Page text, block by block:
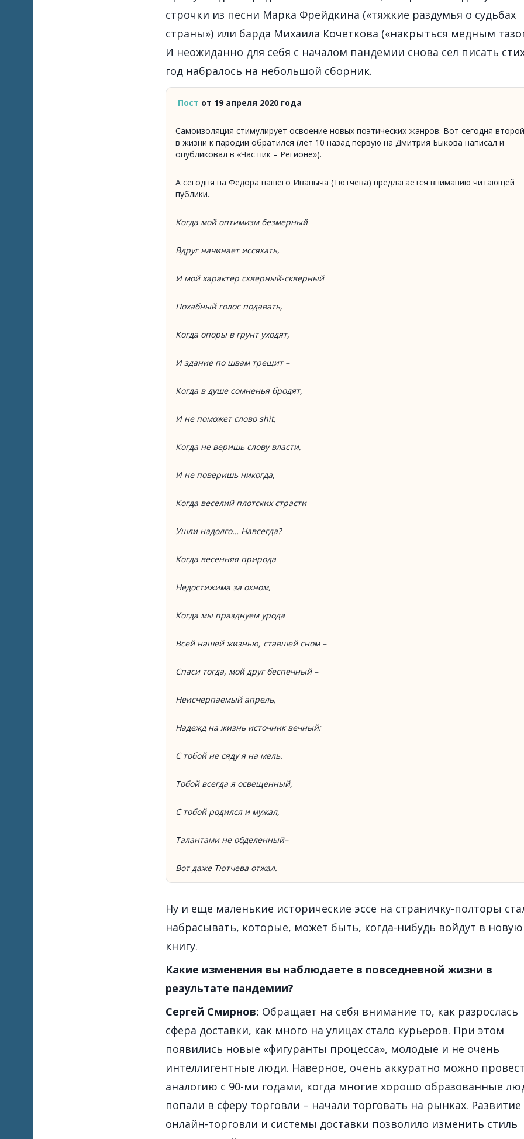
строчки из песни Марка Фрейдкина («тяжкие раздумья о судьбах
страны») или барда Михаила Кочеткова («накрыться медным
И неожиданно для себя с началом пандемии снова сел писать
год набралось на небольшой сборник.
Пост от 19 апреля 2020 года
Самоизоляция стимулирует освоение новых поэтических жанров. Вот сегодня
в жизни к пародии обратился (лет 10 назад первую на Дмитрия Быкова написал и
опубликовал в «Час пик – Регионе»).
А сегодня на Федора нашего Иваныча (Тютчева) предлагается вниманию читающей
публики.
Когда мой оптимизм безмерный
Вдруг начинает иссякать,
И мой характер скверный-скверный
Похабный голос подавать,
Когда опоры в грунт уходят,
И здание по швам трещит –
Когда в душе сомненья бродят,
И не поможет слово shit,
Когда не веришь слову власти,
И не поверишь никогда,
Когда веселий плотских страсти
Ушли надолго… Навсегда?
Когда весенняя природа
Недостижима за окном,
Когда мы празднуем урода
Всей нашей жизнью, ставшей сном –
Спаси тогда, мой друг беспечный –
Неисчерпаемый апрель,
Надежд на жизнь источник вечный:
С тобой не сяду я на мель.
Тобой всегда я освещенный,
С тобой родился и мужал,
Талантами не обделенный–
Вот даже Тютчева отжал.
Ну и еще маленькие исторические эссе на страничку-полторы
набрасывать, которые, может быть, когда-нибудь войдут в новую
книгу.
Какие изменения вы наблюдаете в повседневной жизни в
результате пандемии?
Сергей Смирнов: Обращает на себя внимание то, как разрослась
сфера доставки, как много на улицах стало курьеров. При этом
появились новые «фигуранты процесса», молодые и не очень
интеллигентные люди. Наверное, очень аккуратно можно
аналогию с 90-ми годами, когда многие хорошо образованные
попали в сферу торговли – начали торговать на рынках. Развитие
онлайн-торговли и системы доставки позволило изменить стиль